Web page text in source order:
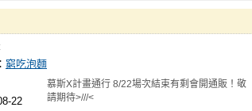
窮吃泡麵
22
慕斯X計畫通行 8/22場次結束有剩會開通販！敬
請期待>///<